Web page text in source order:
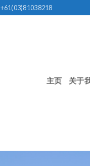
+61(03)81038218
主页 关于